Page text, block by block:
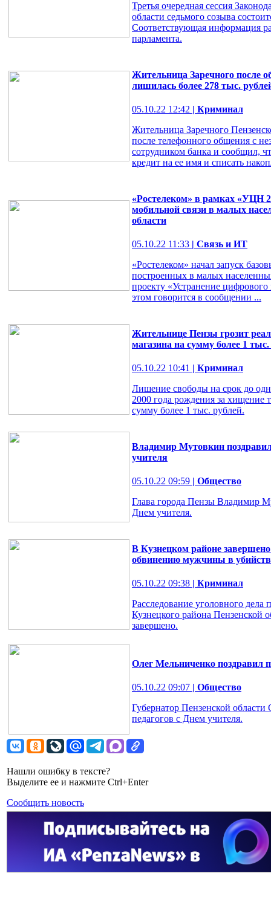
Третья очередная сессия
области седьмого созыва
Соответствующая информация
парламента.
Жительница Заречного после
лишилась более 278 тыс.
05.10.22 12:42 | Криминал
Жительница Заречного
после телефонного общения с
сотрудником банка и сообщил,
кредит на ее имя и списать
«Ростелеком» в рамках «УЦН
мобильной связи в малых
области
05.10.22 11:33 | Связь и ИТ
«Ростелеком» начал запуск
построенных в малых
проекту «Устранение
этом говорится в сообщении ...
Жительнице Пензы грозит
магазина на сумму более 1
05.10.22 10:41 | Криминал
Лишение свободы на срок до
2000 года рождения за хищение
сумму более 1 тыс. рублей.
Владимир Мутовкин поздравил
учителя
05.10.22 09:59 | Общество
Глава города Пензы Владимир
Днем учителя.
В Кузнецком районе завершено
обвинению мужчины в
05.10.22 09:38 | Криминал
Расследование уголовного
Кузнецкого района Пензенской
завершено.
Олег Мельниченко поздравил
05.10.22 09:07 | Общество
Губернатор Пензенской
педагогов с Днем учителя.
Нашли ошибку в тексте?
Выделите ее и нажмите Ctrl+Enter
Сообщить новость